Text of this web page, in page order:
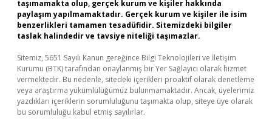
taşımamakta olup, gerçek kurum ve kişiler hakkında
paylaşım yapılmamaktadır. Gerçek kurum ve kişiler ile isim
benzerlikleri tamamen tesadüfidir. Sitemizdeki bilgiler
taslak halindedir ve tavsiye niteliği taşımazlar.
Sitemiz, 5651 Sayılı Kanun gereğince Bilgi Teknolojileri ve İletişim
Kurumu (BTK) tarafından onaylanmış bir Yer Sağlayıcı olarak hizmet
vermektedir. Bu nedenle, sitedeki içerikleri proaktif olarak denetleme
veya araştırma yükümlülüğümüz bulunmamaktadır. Ancak, üyelerimiz
yazdıkları içeriklerin sorumluluğunu taşımakta olup, siteye üye olarak
bu sorumluluğu kabul etmiş sayılırlar.